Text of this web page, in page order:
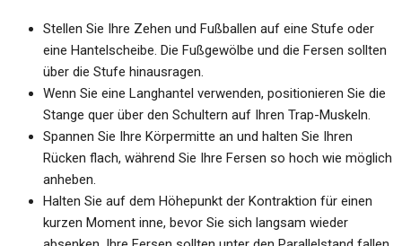
Stellen Sie Ihre Zehen und Fußballen auf eine Stufe oder
eine Hantelscheibe. Die Fußgewölbe und die Fersen sollten
über die Stufe hinausragen.
Wenn Sie eine Langhantel verwenden, positionieren Sie die
Stange quer über den Schultern auf Ihren Trap-Muskeln.
Spannen Sie Ihre Körpermitte an und halten Sie Ihren
Rücken flach, während Sie Ihre Fersen so hoch wie möglich
anheben.
Halten Sie auf dem Höhepunkt der Kontraktion für einen
kurzen Moment inne, bevor Sie sich langsam wieder